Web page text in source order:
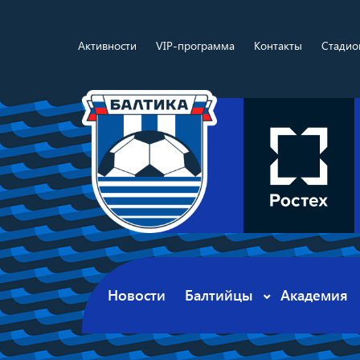
Активности VIP-программа Контакты
Новости Балтийцы Академия